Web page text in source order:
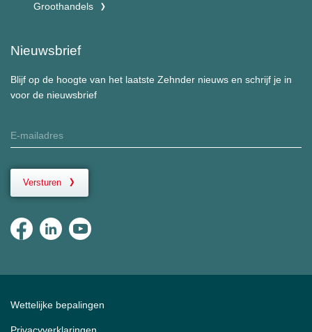
Groothandels
Nieuwsbrief
Blijf op de hoogte van het laatste Zehnder nieuws en schrijf je in
voor de nieuwsbrief
Versturen
Wettelijke bepalingen
Privacyverklaringen